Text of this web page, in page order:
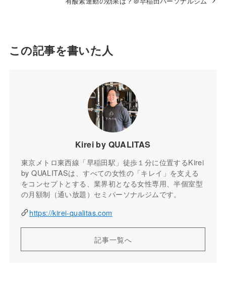
この記事を書いた人
Kirei by QUALITAS
東京メトロ東西線「早稲田駅」徒歩１分に位置するKirei
by QUALITASは、すべての女性の「キレイ」を支える
をコンセプトとする、業界初となる女性専用、半個室型
の月額制（通い放題）セミパーソナルジムです。
https://kirei-qualitas.com
記事一覧へ